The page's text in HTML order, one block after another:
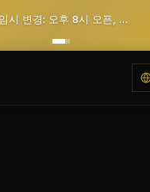
자세히 보기